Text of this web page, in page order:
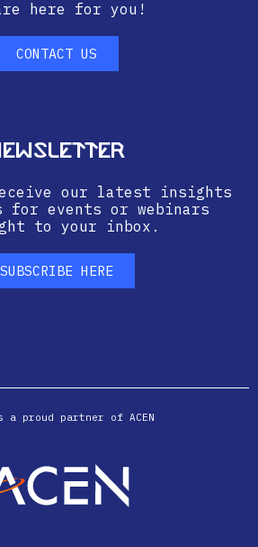
here for you!
CONTACT US
our latest insights
for events or webinars
to your inbox.
SUBSCRIBE HERE
a proud partner of ACEN